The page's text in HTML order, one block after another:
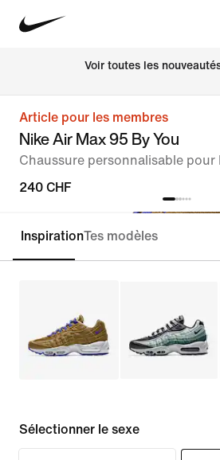
Voir toutes les
Article pour les membres
Nike Air Max 95 By You
Chaussure personnalisable pour
240 CHF
Personnaliser
InspirationTes modèles
Sélectionner le sexe